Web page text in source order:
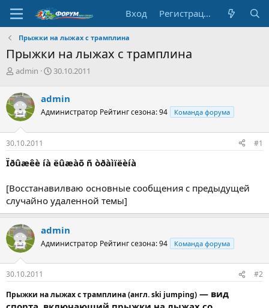
Вход Регистрация
Прыжки на лыжах с трамплина
Прыжки на лыжах с трамплина
А
т
о
р
т
е
м
ы
admin
Д
а
н
ч
а
30.10.2011
admin
Администратор Рейтинг сезона: 94 Команда форума
30.10.2011 #1
Ïðûæêè íà ëûæàõ ñ òðàìïëèíà
[Восстанавилваю основные сообщения с предыдущей
случайно удаленной темы]
admin
Администратор Рейтинг сезона: 94 Команда форума
30.10.2011
#2
Прыжки на лыжах с трамплина (англ. ski jumping) — вид